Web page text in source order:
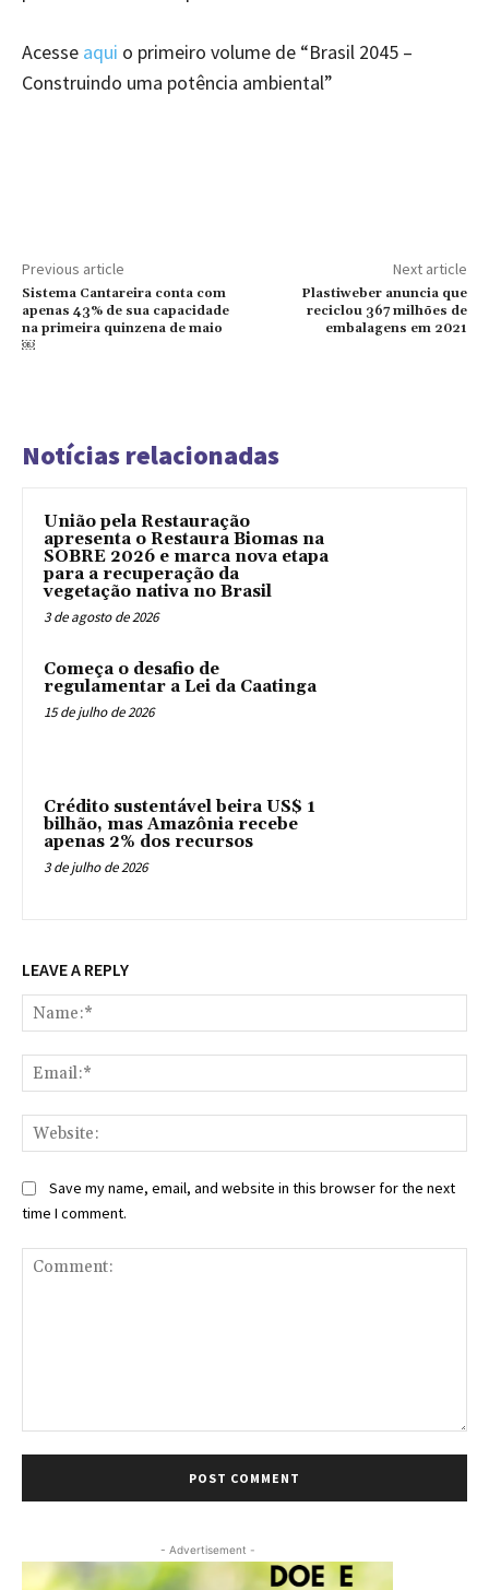
Acesse aqui o primeiro volume de “Brasil 2045 –
Construindo uma potência ambiental”
Previous article
Sistema Cantareira conta com
apenas 43% de sua capacidade
na primeira quinzena de maio
￼
Next article
Plastiweber anuncia que
reciclou 367 milhões de
embalagens em 2021
Notícias relacionadas
União pela Restauração
apresenta o Restaura Biomas na
SOBRE 2026 e marca nova etapa
para a recuperação da
vegetação nativa no Brasil
3 de agosto de 2026
Começa o desafio de
regulamentar a Lei da Caatinga
15 de julho de 2026
Crédito sustentável beira US$ 1
bilhão, mas Amazônia recebe
apenas 2% dos recursos
3 de julho de 2026
LEAVE A REPLY
Save my name, email, and website in this browser for the next
time I comment.
- Advertisement -